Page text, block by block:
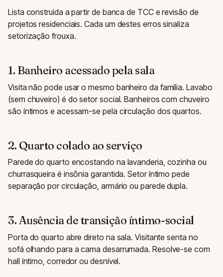
Lista construída a partir de banca de TCC e revisão de
projetos residenciais. Cada um destes erros sinaliza
setorização frouxa.
1. Banheiro acessado pela sala
Visita não pode usar o mesmo banheiro da família. Lavabo
(sem chuveiro) é do setor social. Banheiros com chuveiro
são íntimos e acessam-se pela circulação dos quartos.
2. Quarto colado ao serviço
Parede do quarto encostando na lavanderia, cozinha ou
churrasqueira é insônia garantida. Setor íntimo pede
separação por circulação, armário ou parede dupla.
3. Ausência de transição íntimo-social
Porta do quarto abre direto na sala. Visitante senta no
sofá olhando para a cama desarrumada. Resolve-se com
hall íntimo, corredor ou desnível.